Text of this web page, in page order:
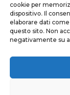
cookie per
dispositivo. Il
elaborare dati
questo sito. Non
negativamente su
Account
Login